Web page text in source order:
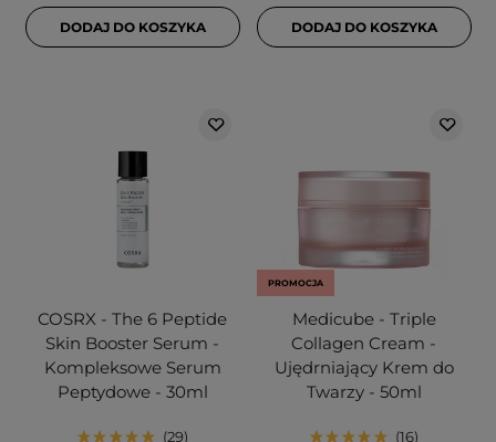
DODAJ DO KOSZYKA DODAJ DO KOSZYKA
COSRX - The 6 Peptide
Skin Booster Serum -
Kompleksowe Serum
Peptydowe - 30ml
29
PROMOCJA
Medicube - Triple
Collagen Cream -
Ujędrniający Krem do
Twarzy - 50ml
16